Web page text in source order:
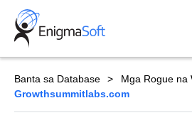
Skip
content
Banta sa Database
Mga Rogue na
Growthsummitlabs.com